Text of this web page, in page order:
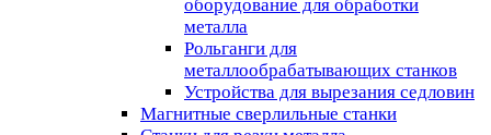
оборудование для обработки
металла
Рольганги для
металлообрабатывающих станков
Устройства для вырезания седловин
Магнитные сверлильные станки